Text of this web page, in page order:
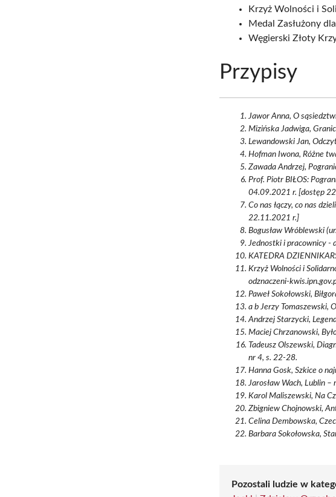
Krzyż Wolności i
Medal Zasłużony
Węgierski Złoty
Przypisy
Jawor Anna, O
Mizińska Jadwiga,
Lewandowski Jan,
Hofman Iwona, Różne
Zawada Andrzej,
Prof. Piotr BIŁOS:
04.09.2021 r. [dostęp
Co nas łączy, co nas
22.11.2021 r.]
Bogusław Wróblewski
Jednostki i pracownicy -
KATEDRA
Krzyż Wolności i
odznaczeni-
Paweł Sokołowski,
a b Jerzy Tomaszewski,
Andrzej Starzycki,
Maciej Chrzanowski,
Tadeusz Olszewski,
nr 4, s. 22-28.
Hanna Gosk, Szkice o
Jarosław Wach, Lublin
Karol Maliszewski, Na
Zbigniew Chojnowski,
Celina Dembowska,
Barbara Sokołowska,
Pozostali ludzie w